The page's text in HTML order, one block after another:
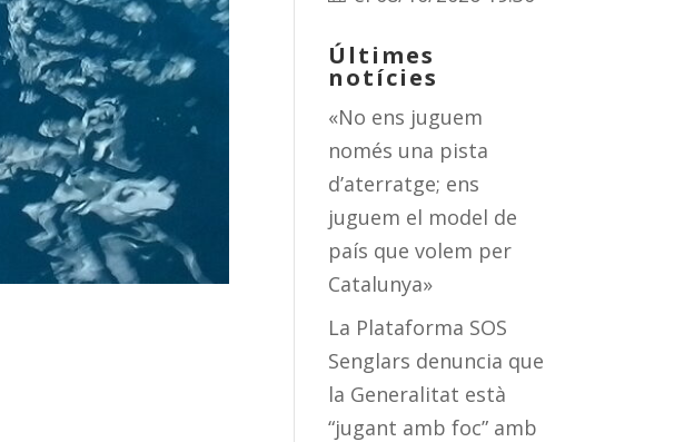
Últimes
notícies
«No ens juguem
només una pista
d’aterratge; ens
juguem el model de
país que volem per
Catalunya»
La Plataforma SOS
Senglars denuncia que
la Generalitat està
“jugant amb foc” amb